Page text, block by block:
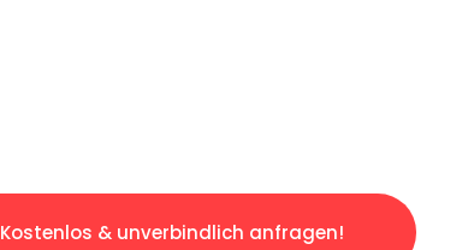
Kostenlos & unverbindlich anfragen!